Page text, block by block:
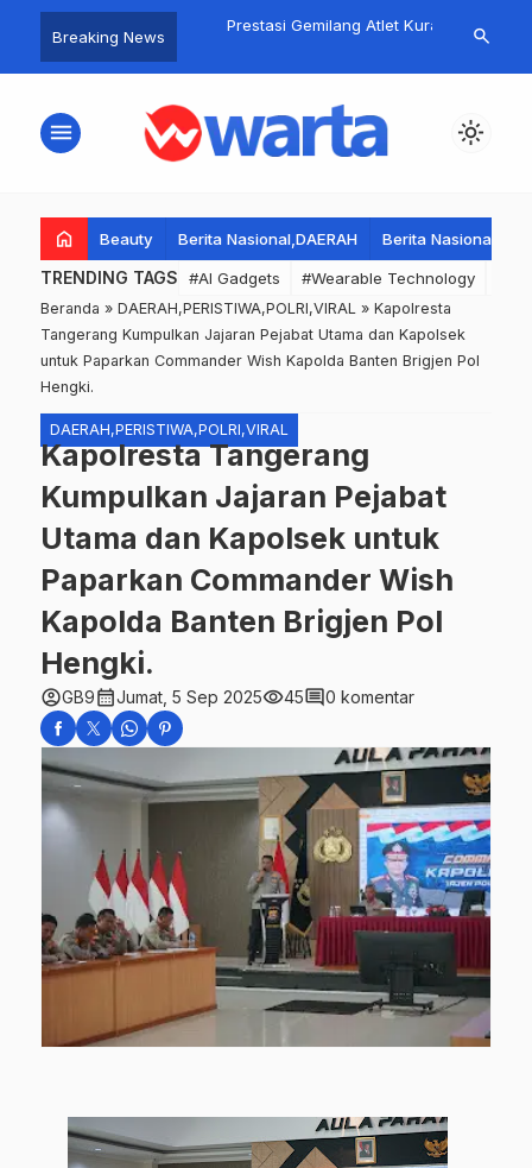
Breaking News
di Semak-semak
Prestasi Gemilang Atlet Kurash
Tenggara
Antusias-
kecamatan
puncak hut
search
menu light_mode
home Beauty Berita Nasional,DAERAH Berita
TRENDING TAGS #AI Gadgets #Wearable Technology
Beranda » DAERAH,PERISTIWA,POLRI,VIRAL » Kapolresta
Tangerang Kumpulkan Jajaran Pejabat Utama dan Kapolsek
untuk Paparkan Commander Wish Kapolda Banten Brigjen Pol
Hengki.
DAERAH,PERISTIWA,POLRI,VIRAL
Kapolresta Tangerang
Kumpulkan Jajaran Pejabat
Utama dan Kapolsek untuk
Paparkan Commander Wish
Kapolda Banten Brigjen Pol
Hengki.
account_circleGB9calendar_monthJumat, 5 Sep 2025visibility45comment0 komentar